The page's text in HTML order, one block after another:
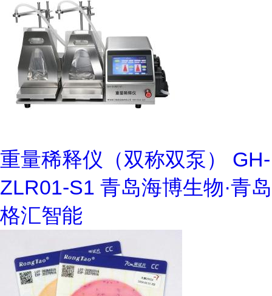
重量稀释仪（双称双泵） GH-
ZLR01-S1 青岛海博生物·青岛
格汇智能